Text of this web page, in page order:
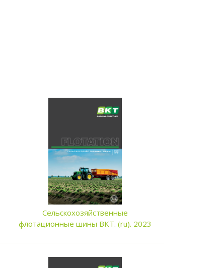
Сельскохозяйственные
флотационные шины BKT. (ru). 2023